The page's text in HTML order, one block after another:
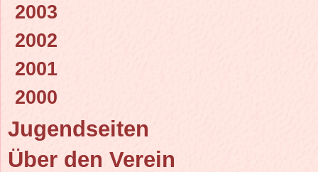
2003
2002
2001
2000
Jugendseiten
Über den Verein